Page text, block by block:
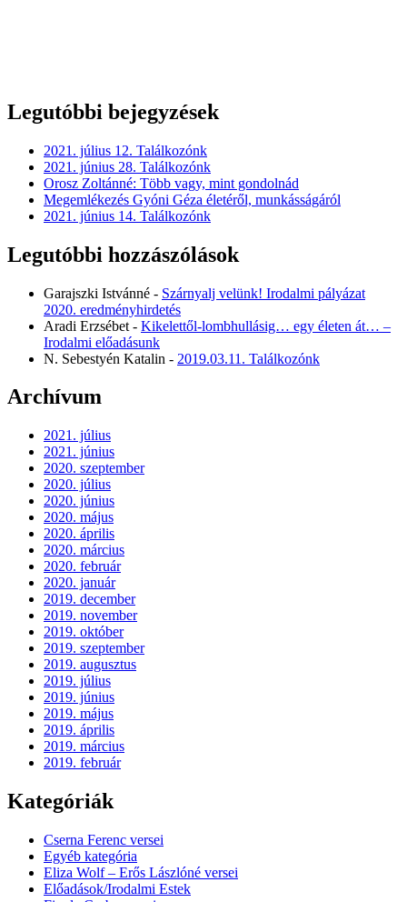
Legutóbbi bejegyzések
2021. július 12. Találkozónk
2021. június 28. Találkozónk
Orosz Zoltánné: Több vagy, mint gondolnád
Megemlékezés Gyóni Géza életéről, munkásságáról
2021. június 14. Találkozónk
Legutóbbi hozzászólások
Garajszki Istvánné - Szárnyalj velünk! Irodalmi pályázat
2020. eredményhirdetés
Aradi Erzsébet - Kikelettől-lombhullásig… egy életen át… –
Irodalmi előadásunk
N. Sebestyén Katalin - 2019.03.11. Találkozónk
Archívum
2021. július
2021. június
2020. szeptember
2020. július
2020. június
2020. május
2020. április
2020. március
2020. február
2020. január
2019. december
2019. november
2019. október
2019. szeptember
2019. augusztus
2019. július
2019. június
2019. május
2019. április
2019. március
2019. február
Kategóriák
Cserna Ferenc versei
Egyéb kategória
Eliza Wolf – Erős Lászlóné versei
Előadások/Irodalmi Estek